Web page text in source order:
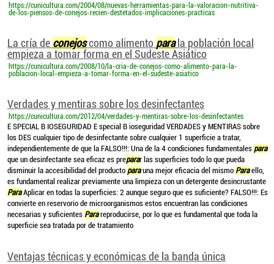
https://cunicultura.com/2004/08/nuevas-herramientas-para-la-valoracion-nutritiva-
de-los-piensos-de-conejos-recien-destetados-implicaciones-practicas
La cría de conejoscomo alimento parala población local
empieza a tomar forma en el Sudeste Asiático
https://cunicultura.com/2008/10/la-cria-de-conejos-como-alimento-para-la-
poblacion-local-empieza-a-tomar-forma-en-el-sudeste-asiatico
Verdades y mentiras sobre los desinfectantes
https://cunicultura.com/2012/04/verdades-y-mentiras-sobre-los-desinfectantes
E SPECIAL B IOSEGURIDAD E special B ioseguridad VERDADES y MENTIRAS sobre
los DES cualquier tipo de desinfectante sobre cualquier 1 superficie a tratar,
independientemente de que la FALSO!!!: Una de la 4 condiciones fundamentales para
que un desinfectante sea eficaz es preparar las superficies todo lo que pueda
disminuir la accesibilidad del producto parauna mejor eficacia del mismo Paraello,
es fundamental realizar previamente una limpieza con un detergente desincrustante
ParaAplicar en todas la superficies: 2 aunque seguro que es suficiente? FALSO!!!: Es
convierte en reservorio de microorganismos estos encuentran las condiciones
necesarias y suficientes Parareproducirse, por lo que es fundamental que toda la
superficie sea tratada por de tratamiento
Ventajas técnicas y económicas de la banda única